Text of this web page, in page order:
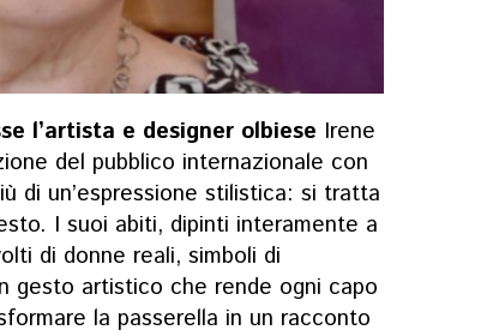
l’artista e designer olbiese Irene
del pubblico internazionale con
di un’espressione stilistica: si tratta
I suoi abiti, dipinti interamente a
di donne reali, simboli di
gesto artistico che rende ogni capo
la passerella in un racconto